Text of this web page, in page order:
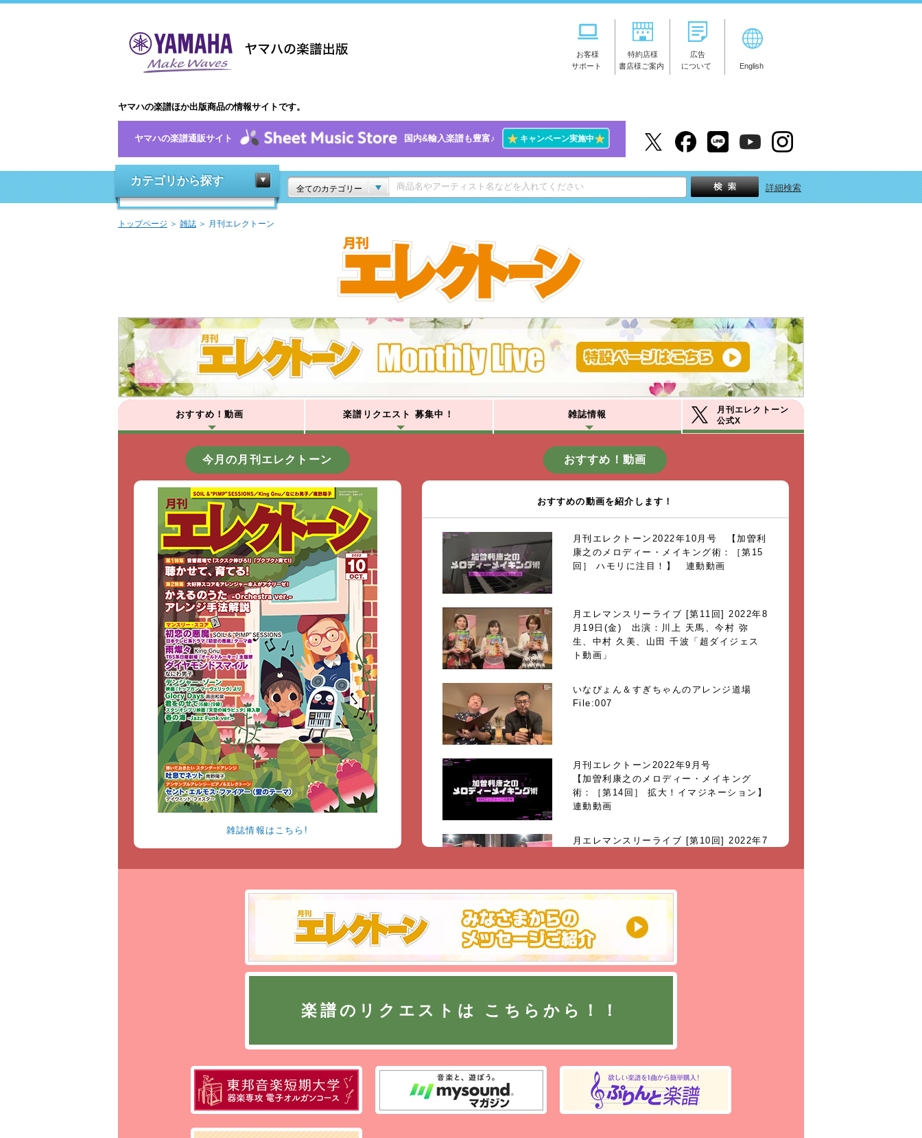
お客様
サポート
特約店様
書店様ご案内
広告
について
English
ヤマハの楽譜ほか出版商品の情報サイトです。
ヤマハの楽譜通販サイト 国内&輸入楽譜も豊富♪ ★キャンペーン実施中★
カテゴリから探す
全てのカテゴリー 詳細検索
トップページ ＞ 雑誌 ＞ 月刊エレクトーン
おすすめ！動画 楽譜リクエスト 募集中！ 雑誌情報
月刊エレクトーン
公式X
今月の月刊エレクトーン
雑誌情報はこちら!
おすすめ！動画
おすすめの動画を紹介します！
月刊エレクトーン2022年10月号 【加曽利
康之のメロディー・メイキング術：［第15
回］ ハモリに注目！】 連動動画
月エレマンスリーライブ [第11回] 2022年8
月19日(金) 出演：川上 天馬、今村 弥
生、中村 久美、山田 千波「超ダイジェス
ト動画」
いなぴょん＆すぎちゃんのアレンジ道場
File:007
月刊エレクトーン2022年9月号
【加曽利康之のメロディー・メイキング
術：［第14回］ 拡大！イマジネーション】
連動動画
月エレマンスリーライブ [第10回] 2022年7
「超ダイジェスト動画」
いなぴょん＆すぎちゃんのアレンジ道場
File:006
月20日（月） 出演：小林 武、松井 宏行
「超ダイジェスト動画」
いなぴょん＆すぎちゃんのアレンジ道場
File:005
楽譜のリクエストは こちらから！！